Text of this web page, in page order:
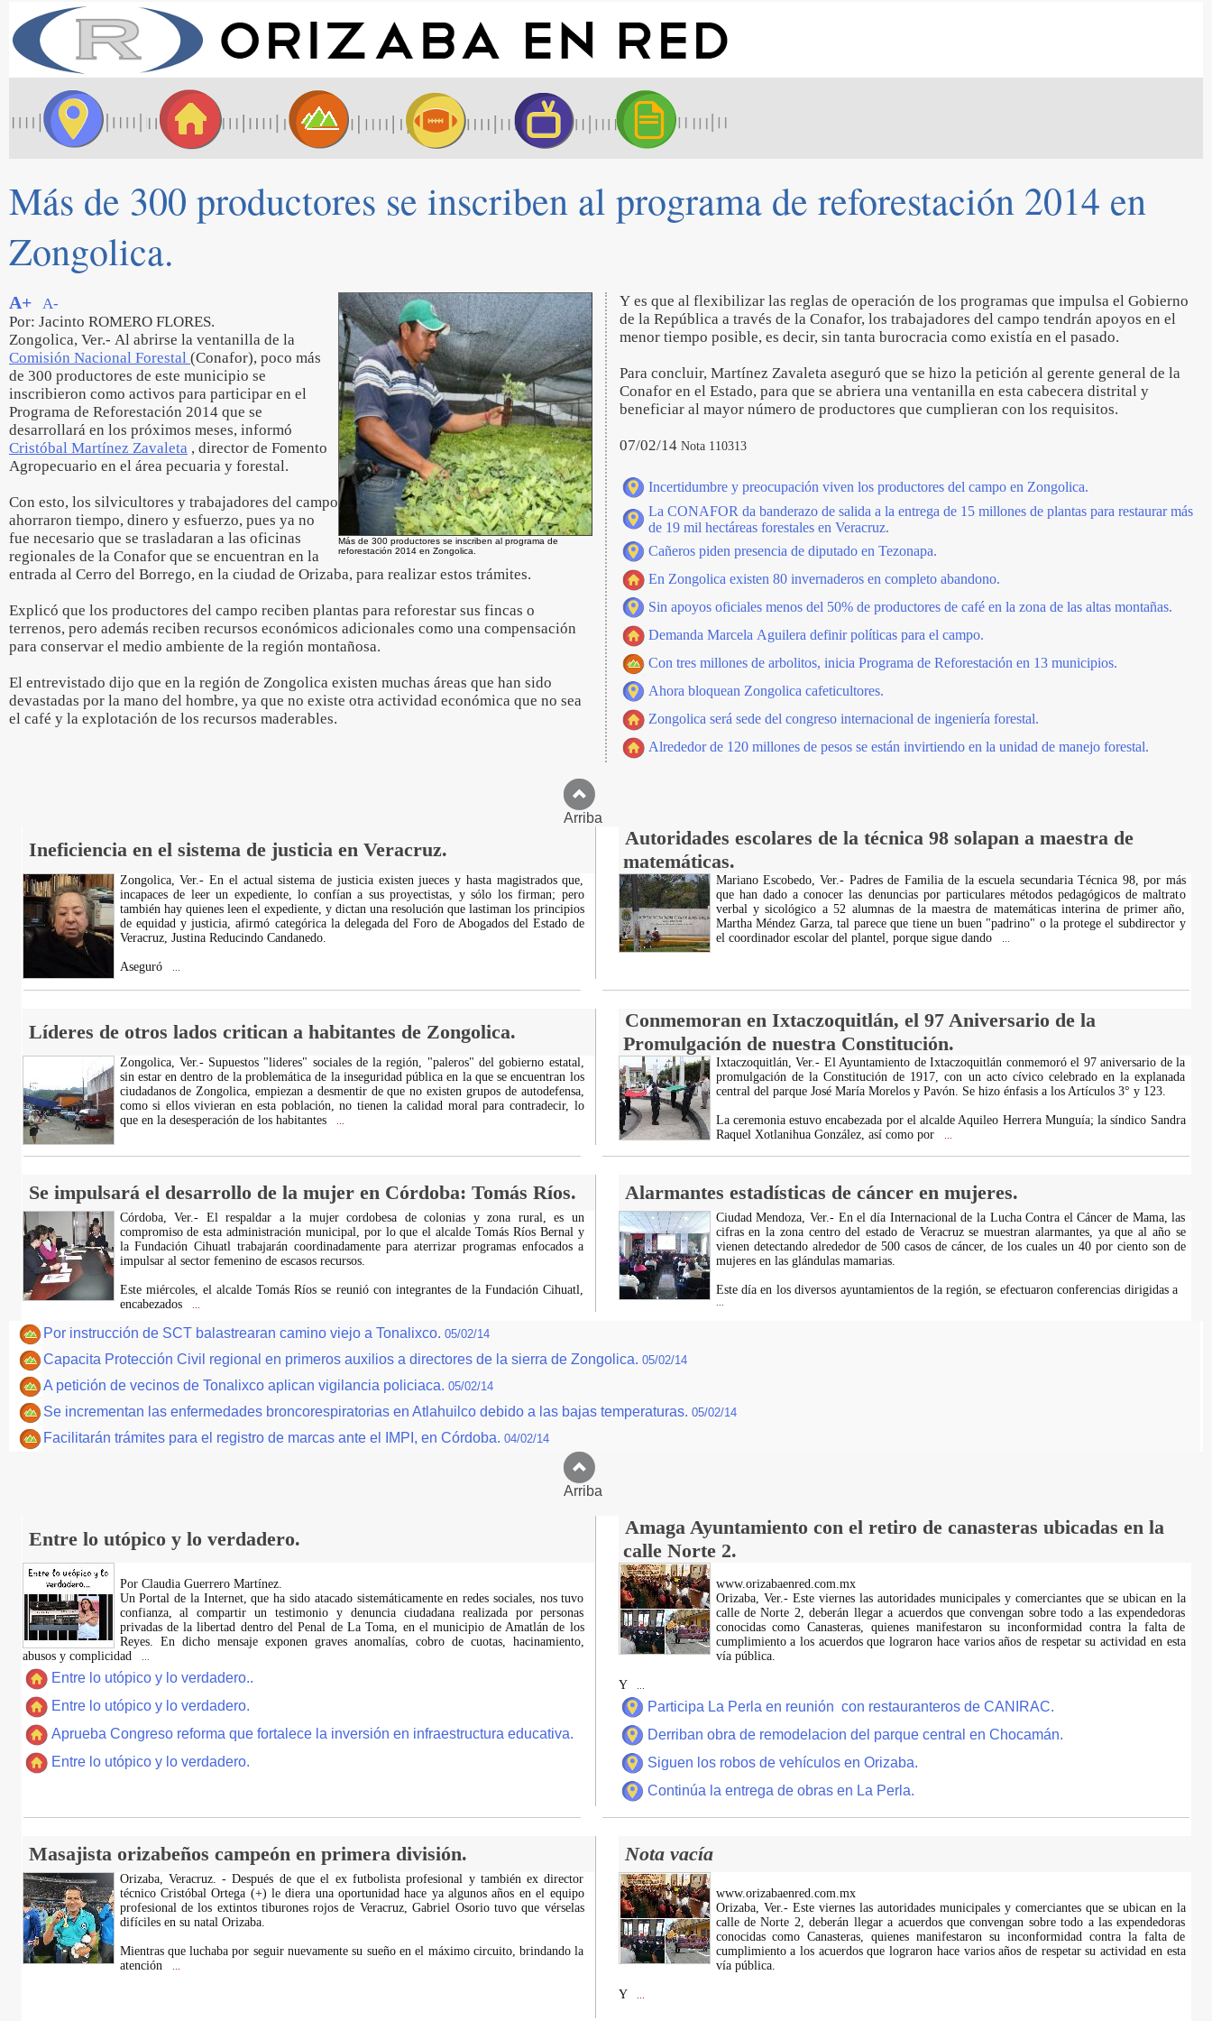
Más de 300 productores se inscriben al programa de reforestación 2014 en
Zongolica.
Más de 300 productores se inscriben al programa de
reforestación 2014 en Zongolica.
A+
A-
Por: Jacinto ROMERO FLORES.
Zongolica, Ver.- Al abrirse la ventanilla de la
Comisión Nacional Forestal (Conafor), poco más
de 300 productores de este municipio se
inscribieron como activos para participar en el
Programa de Reforestación 2014 que se
desarrollará en los próximos meses, informó
Cristóbal Martínez Zavaleta , director de Fomento
Agropecuario en el área pecuaria y forestal.
Con esto, los silvicultores y trabajadores del campo
ahorraron tiempo, dinero y esfuerzo, pues ya no
fue necesario que se trasladaran a las oficinas
regionales de la Conafor que se encuentran en la
entrada al Cerro del Borrego, en la ciudad de Orizaba, para realizar estos trámites.
Explicó que los productores del campo reciben plantas para reforestar sus fincas o
terrenos, pero además reciben recursos económicos adicionales como una compensación
para conservar el medio ambiente de la región montañosa.
El entrevistado dijo que en la región de Zongolica existen muchas áreas que han sido
devastadas por la mano del hombre, ya que no existe otra actividad económica que no sea
el café y la explotación de los recursos maderables.
Y es que al flexibilizar las reglas de operación de los programas que impulsa el Gobierno
de la República a través de la Conafor, los trabajadores del campo tendrán apoyos en el
menor tiempo posible, es decir, sin tanta burocracia como existía en el pasado.
Para concluir, Martínez Zavaleta aseguró que se hizo la petición al gerente general de la
Conafor en el Estado, para que se abriera una ventanilla en esta cabecera distrital y
beneficiar al mayor número de productores que cumplieran con los requisitos.
07/02/14 Nota 110313
Incertidumbre y preocupación viven los productores del campo en Zongolica.
La CONAFOR da banderazo de salida a la entrega de 15 millones de plantas para restaurar más
de 19 mil hectáreas forestales en Veracruz.
Cañeros piden presencia de diputado en Tezonapa.
En Zongolica existen 80 invernaderos en completo abandono.
Sin apoyos oficiales menos del 50% de productores de café en la zona de las altas montañas.
Demanda Marcela Aguilera definir políticas para el campo.
Con tres millones de arbolitos, inicia Programa de Reforestación en 13 municipios.
Ahora bloquean Zongolica cafeticultores.
Zongolica será sede del congreso internacional de ingeniería forestal.
Alrededor de 120 millones de pesos se están invirtiendo en la unidad de manejo forestal.
Arriba
Ineficiencia en el sistema de justicia en Veracruz.
Autoridades escolares de la técnica 98 solapan a maestra de
matemáticas.
Zongolica, Ver.- En el actual sistema de justicia existen jueces y hasta magistrados que,
incapaces de leer un expediente, lo confían a sus proyectistas, y sólo los firman; pero
también hay quienes leen el expediente, y dictan una resolución que lastiman los principios
de equidad y justicia, afirmó categórica la delegada del Foro de Abogados del Estado de
Veracruz, Justina Reducindo Candanedo.
Aseguró
Mariano Escobedo, Ver.- Padres de Familia de la escuela secundaria Técnica 98, por más
que han dado a conocer las denuncias por particulares métodos pedagógicos de maltrato
verbal y sicológico a 52 alumnas de la maestra de matemáticas interina de primer año,
Martha Méndez Garza, tal parece que tiene un buen "padrino" o la protege el subdirector y
el coordinador escolar del plantel, porque sigue dando
Líderes de otros lados critican a habitantes de Zongolica.
Conmemoran en Ixtaczoquitlán, el 97 Aniversario de la
Promulgación de nuestra Constitución.
Zongolica, Ver.- Supuestos "lideres" sociales de la región, "paleros" del gobierno estatal,
sin estar en dentro de la problemática de la inseguridad pública en la que se encuentran los
ciudadanos de Zongolica, empiezan a desmentir de que no existen grupos de autodefensa,
como si ellos vivieran en esta población, no tienen la calidad moral para contradecir, lo
que en la desesperación de los habitantes
Ixtaczoquitlán, Ver.- El Ayuntamiento de Ixtaczoquitlán conmemoró el 97 aniversario de la
promulgación de la Constitución de 1917, con un acto cívico celebrado en la explanada
central del parque José María Morelos y Pavón. Se hizo énfasis a los Artículos 3° y 123.
La ceremonia estuvo encabezada por el alcalde Aquileo Herrera Munguía; la síndico Sandra
Raquel Xotlanihua González, así como por
Se impulsará el desarrollo de la mujer en Córdoba: Tomás Ríos. Alarmantes estadísticas de cáncer en mujeres.
Córdoba, Ver.- El respaldar a la mujer cordobesa de colonias y zona rural, es un
compromiso de esta administración municipal, por lo que el alcalde Tomás Ríos Bernal y
la Fundación Cihuatl trabajarán coordinadamente para aterrizar programas enfocados a
impulsar al sector femenino de escasos recursos.
Este miércoles, el alcalde Tomás Ríos se reunió con integrantes de la Fundación Cihuatl,
encabezados
Ciudad Mendoza, Ver.- En el día Internacional de la Lucha Contra el Cáncer de Mama, las
cifras en la zona centro del estado de Veracruz se muestran alarmantes, ya que al año se
vienen detectando alrededor de 500 casos de cáncer, de los cuales un 40 por ciento son de
mujeres en las glándulas mamarias.
Este día en los diversos ayuntamientos de la región, se efectuaron conferencias dirigidas a
Por instrucción de SCT balastrearan camino viejo a Tonalixco. 05/02/14
Capacita Protección Civil regional en primeros auxilios a directores de la sierra de Zongolica. 05/02/14
A petición de vecinos de Tonalixco aplican vigilancia policiaca. 05/02/14
Se incrementan las enfermedades broncorespiratorias en Atlahuilco debido a las bajas temperaturas. 05/02/14
Facilitarán trámites para el registro de marcas ante el IMPI, en Córdoba. 04/02/14
Arriba
Entre lo utópico y lo verdadero.
Amaga Ayuntamiento con el retiro de canasteras ubicadas en la
calle Norte 2.
Por Claudia Guerrero Martínez.
​Un Portal de la Internet, que ha sido atacado sistemáticamente en redes sociales, nos tuvo
confianza, al compartir un testimonio y denuncia ciudadana realizada por personas
privadas de la libertad dentro del Penal de La Toma, en el municipio de Amatlán de los
Reyes. En dicho mensaje exponen graves anomalías, cobro de cuotas, hacinamiento,
abusos y complicidad
Entre lo utópico y lo verdadero..
Entre lo utópico y lo verdadero.
Aprueba Congreso reforma que fortalece la inversión en infraestructura educativa.
Entre lo utópico y lo verdadero.
www.orizabaenred.com.mx
Orizaba, Ver.- Este viernes las autoridades municipales y comerciantes que se ubican en la
calle de Norte 2, deberán llegar a acuerdos que convengan sobre todo a las expendedoras
conocidas como Canasteras, quienes manifestaron su inconformidad contra la falta de
cumplimiento a los acuerdos que lograron hace varios años de respetar su actividad en esta
vía pública.
Y
Participa La Perla en reunión con restauranteros de CANIRAC.
Derriban obra de remodelacion del parque central en Chocamán.
Siguen los robos de vehículos en Orizaba.
Continúa la entrega de obras en La Perla.
Masajista orizabeños campeón en primera división. Nota vacía
Orizaba, Veracruz. - Después de que el ex futbolista profesional y también ex director
técnico Cristóbal Ortega (+) le diera una oportunidad hace ya algunos años en el equipo
profesional de los extintos tiburones rojos de Veracruz, Gabriel Osorio tuvo que vérselas
difíciles en su natal Orizaba.
Mientras que luchaba por seguir nuevamente su sueño en el máximo circuito, brindando la
atención
www.orizabaenred.com.mx
Orizaba, Ver.- Este viernes las autoridades municipales y comerciantes que se ubican en la
calle de Norte 2, deberán llegar a acuerdos que convengan sobre todo a las expendedoras
conocidas como Canasteras, quienes manifestaron su inconformidad contra la falta de
cumplimiento a los acuerdos que lograron hace varios años de respetar su actividad en esta
vía pública.
Y